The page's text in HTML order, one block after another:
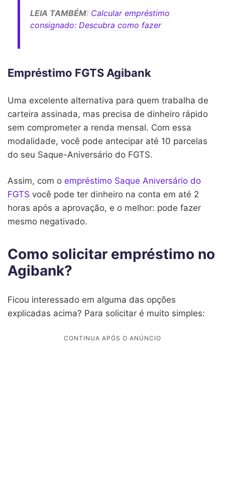
LEIA TAMBÉM: Calcular empréstimo
consignado: Descubra como fazer
Empréstimo FGTS Agibank
Uma excelente alternativa para quem trabalha de
carteira assinada, mas precisa de dinheiro rápido
sem comprometer a renda mensal. Com essa
modalidade, você pode antecipar até 10 parcelas
do seu Saque-Aniversário do FGTS.
Assim, com o empréstimo Saque Aniversário do
FGTS você pode ter dinheiro na conta em até 2
horas após a aprovação, e o melhor: pode fazer
mesmo negativado.
Como solicitar empréstimo no
Agibank?
Ficou interessado em alguma das opções
explicadas acima? Para solicitar é muito simples: